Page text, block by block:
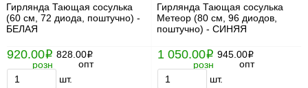
Гирлянда Тающая сосулька
(60 см, 72 диода, поштучно) -
БЕЛАЯ
920.00i
розн
828.00i
опт
шт.
Гирлянда Тающая сосулька
Метеор (80 см, 96 диодов,
поштучно) - СИНЯЯ
1 050.00i
розн
945.00i
опт
шт.